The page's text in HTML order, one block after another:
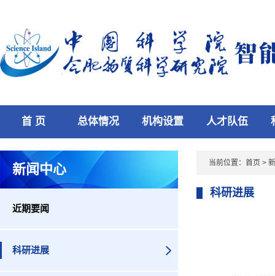
首 页 总体情况 机构设置 人才队伍
新闻中心
近期要闻
科研进展
当前位置： 首页 >
科研进展